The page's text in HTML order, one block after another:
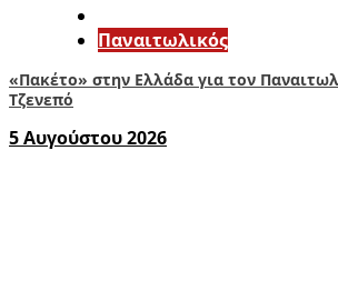
Παναιτωλικός
«Πακέτο» στην Ελλάδα για τον
Τζενεπό
5 Αυγούστου 2026